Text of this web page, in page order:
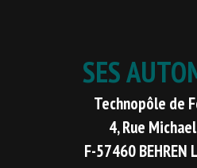
SES
Technopôle de
4, Rue
F-57460 BEHREN